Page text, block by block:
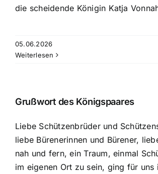
die scheidende Königin Katja
05.06.2026
Weiterlesen
Grußwort des Königspaares
Liebe Schützenbrüder und
liebe Bürenerinnen und Bürener,
nah und fern, ein Traum, einmal
im eigenen Ort zu sein, ging für uns